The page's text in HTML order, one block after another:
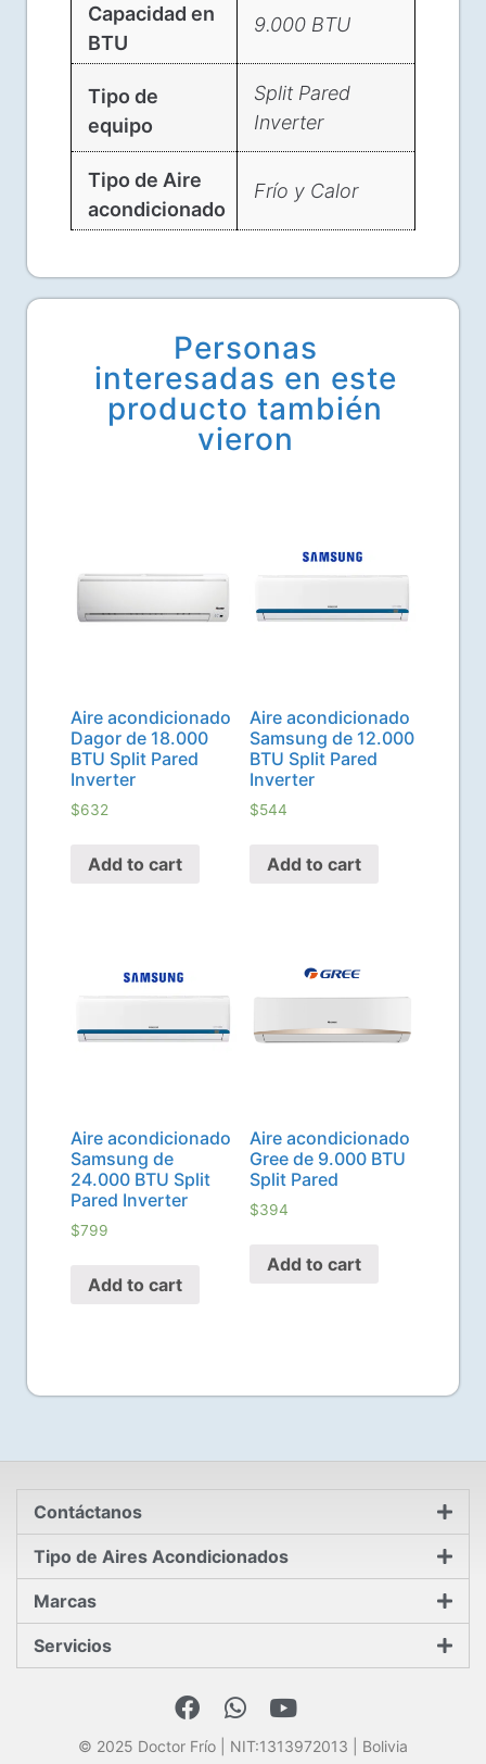
Capacidad en
BTU
9.000 BTU
Tipo de
equipo
Split Pared
Inverter
Tipo de Aire
acondicionado
Frío y Calor
Personas
interesadas en este
producto también
vieron
Aire acondicionado
Dagor de 18.000
BTU Split Pared
Inverter
$632
Add to cart
Aire acondicionado
Samsung de 12.000
BTU Split Pared
Inverter
$544
Add to cart
Aire acondicionado
Samsung de
24.000 BTU Split
Pared Inverter
$799
Add to cart
Aire acondicionado
Gree de 9.000 BTU
Split Pared
$394
Add to cart
Contáctanos
Tipo de Aires Acondicionados
Marcas
Servicios
© 2025 Doctor Frío | NIT:1313972013 | Bolivia